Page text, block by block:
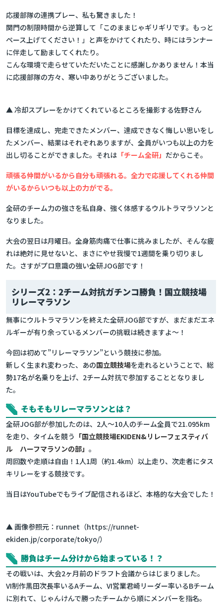
応援部隊の連携プレー、私も驚きました！
関門の制限時間から逆算して「このままじゃギリギリです。もっと
ペース上げてください！」と声をかけてくれたり、時にはランナー
に伴走して励ましてくれたり。
こんな環境で走らせていただいたことに感謝しかありません！本当
に応援部隊の方々、寒い中ありがとうございました。
▲ 冷却スプレーをかけてくれているところを撮影する佐野さん
目標を達成し、完走できたメンバー、達成できなく悔しい思いをし
たメンバー、結果はそれぞれありますが、全員がいつも以上の力を
出し切ることができました。それは 「チーム全研」 だからこそ。
頑張る仲間がいるから自分も頑張れる。全力で応援してくれる仲間
がいるからいつも以上の力がでる。
全研のチーム力の強さを私自身、強く体感するウルトラマラソンと
なりました。
大会の翌日は月曜日。全身筋肉痛で仕事に挑みましたが、そんな疲
れは絶対に見せないと、まさにやせ我慢で1週間を乗り切りまし
た。さすがプロ意識の強い全研JOG部です！
シリーズ2：2チーム対抗ガチンコ勝負！国立競技場
リレーマラソン
無事にウルトラマラソンを終えた全研JOG部ですが、まだまだエネ
ルギーが有り余っているメンバーの挑戦は続きますよ～！
今回は初めて”リレーマラソン”という競技に参加。
新しく生まれ変わった、あの国立競技場を走れるということで、総
勢17名が名乗りを上げ、2チーム対抗で参加することとなりまし
た。
そもそもリレーマラソンとは？
全研JOG部が参加したのは、2人～10人のチーム全員で21.095km
を走り、タイムを競う 「国立競技場EKIDEN&リレーフェスティバ
ル ハーフマラソンの部」 。
周回数や走順は自由！1人1周（約1.4km）以上走り、次走者にタス
キリレーをする競技です。
当日はYouTubeでもライブ配信されるほど、本格的な大会でした！
▲ 画像参照元：runnet（https://runnet-
ekiden.jp/corporate/tokyo/）
勝負はチーム分けから始まっている！？
その戦いは、大会2ヶ月前のドラフト会議からはじまりました。
VI制作黒田次長率いるAチーム、VI営業君崎リーダー率いるBチーム
に別れて、じゃんけんで勝ったチームから順にメンバーを指名。